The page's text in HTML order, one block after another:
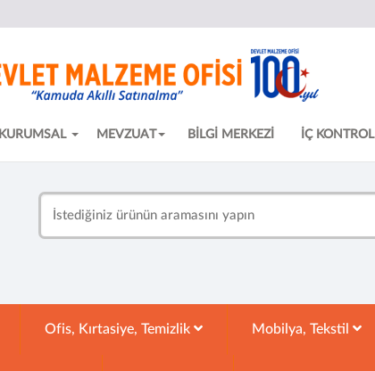
KURUMSAL MEVZUAT BİLGİ MERKEZİ İÇ KONTROL
Ofis, Kırtasiye, Temizlik Mobilya, Tekstil